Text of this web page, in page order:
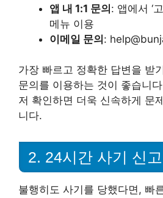
앱 내 1:1 문의: 앱에서 ‘
메뉴 이용
이메일 문의:
가장 빠르고 정확한 답변을 받
문의를 이용하는 것이 좋습니
저 확인하면 더욱 신속하게 문
니다.
2. 24시간 사기 신
불행히도 사기를 당했다면, 빠